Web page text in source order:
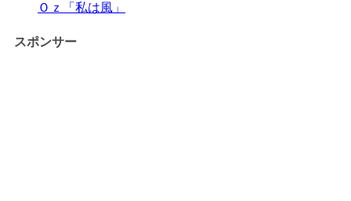
Ｏｚ「私は風」
スポンサー